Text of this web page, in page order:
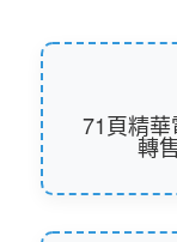
71頁精
轉